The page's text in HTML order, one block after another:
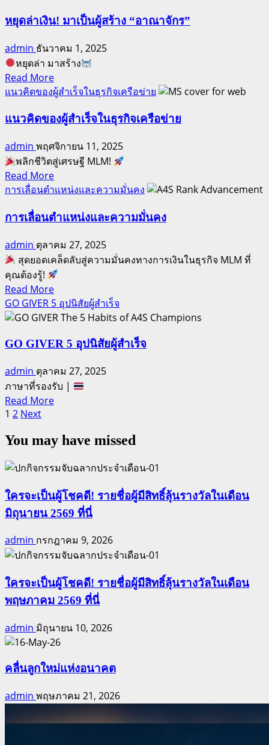
“ความ
จริง”
และ
“คุณภาพ”
วัน
พลัง
ผู้นำ
ให้
พุ่ง
หยุดล่าเงิน! มาเป็นผู้สร้าง “อาณาจักร”
admin ธันวาคม 1, 2025
หยุดล่า มาสร้าง
Read MoreRead
more
หยุด
เงิน!
มา
เป็น
ผู้
“อาณาจักร”
แนวคิดของผู้สำเร็จในธุรกิจเครือข่าย
แนวคิดของผู้สำเร็จในธุรกิจเครือข่าย
admin พฤศจิกายน 11, 2025
พลิกชีวิตสู่เศรษฐี MLM!
Read MoreRead
more
แนวคิด
ผู้
สำเร็จ
ใน
ธุรกิจ
เครือ
ข่าย
การเลื่อนตำแหน่งและความมั่นคง
การเลื่อนตำแหน่งและความมั่นคง
admin ตุลาคม 27, 2025
สุดยอดเคล็ดลับสู่ความมั่นคงทางการเงินในธุรกิจ MLM ที่
คุณต้องรู้!
Read MoreRead
more
about
เลื่อน
และ
ความ
มั่นคง
GO GIVER 5 อุปนิสัยผู้สำเร็จ
GO GIVER 5 อุปนิสัยผู้สำเร็จ
admin ตุลาคม 27, 2025
ภาษาที่รองรับ |
Read MoreRead
GO
5
ผู้
สำเร็จ
Posts
1 2 Next
You may have missed
ใครจะเป็นผู้โชคดี! รายชื่อผู้มีสิทธิ์ลุ้นรางวัลในเดือน
มิถุนายน 2569 ที่นี่
admin กรกฎาคม 9, 2026
ใครจะเป็นผู้โชคดี! รายชื่อผู้มีสิทธิ์ลุ้นรางวัลในเดือน
พฤษภาคม 2569 ที่นี่
admin มิถุนายน 10, 2026
คลื่นลูกใหม่แห่งอนาคต
admin พฤษภาคม 21, 2026